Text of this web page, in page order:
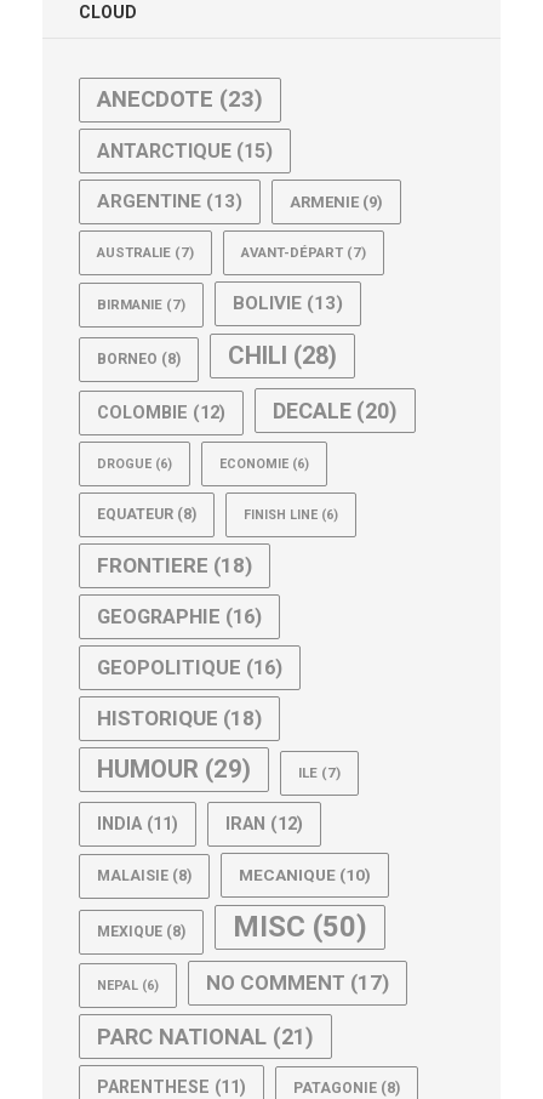
CLOUD
ANECDOTE (23)
ANTARCTIQUE (15)
ARGENTINE (13) ARMENIE (9)
AUSTRALIE (7) AVANT-DÉPART (7)
BIRMANIE (7) BOLIVIE (13)
BORNEO (8) CHILI (28)
COLOMBIE (12) DECALE (20)
DROGUE (6) ECONOMIE (6)
EQUATEUR (8) FINISH LINE (6)
FRONTIERE (18)
GEOGRAPHIE (16)
GEOPOLITIQUE (16)
HISTORIQUE (18)
HUMOUR (29) ILE (7)
INDIA (11) IRAN (12)
MALAISIE (8) MECANIQUE (10)
MEXIQUE (8) MISC (50)
NEPAL (6) NO COMMENT (17)
PARC NATIONAL (21)
PARENTHESE (11) PATAGONIE (8)